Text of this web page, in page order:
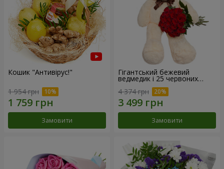
Кошик "Антивірус!"
1 954 грн
Замовити
Гігантський бежевий
ведмедик і 25 червоних
троянд
4 374 грн
Замовити